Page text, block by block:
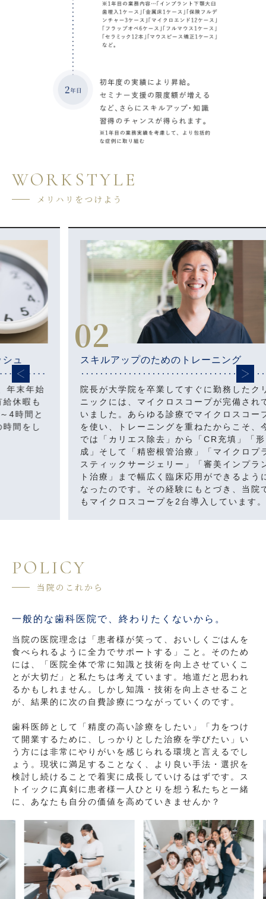
WORKSTYLE
メリハリをつけよう
02
スキルアップのためのトレーニング
院長が大学院を卒業してすぐに勤務したクリ
ニックには、マイクロスコープが完備されて
いました。あらゆる診療でマイクロスコープ
を使い、トレーニングを重ねたからこそ、今
では「カリエス除去」から「CR充填」「形
成」そして「精密根管治療」「マイクロプラ
スティックサージェリー」「審美インプラン
ト治療」まで幅広く臨床応用ができるように
なったのです。その経験にもとづき、当院で
もマイクロスコープを2台導入しています。
POLICY
当院のこれから
一般的な歯科医院で、終わりたくないから。
当院の医院理念は「患者様が笑って、おいしくごはんを
食べられるように全力でサポートする」こと。そのため
には、「医院全体で常に知識と技術を向上させていくこ
とが大切だ」と私たちは考えています。地道だと思われ
るかもしれません。しかし知識・技術を向上させること
が、結果的に次の自費診療につながっていくのです。
歯科医師として「精度の高い診療をしたい」「力をつけ
て開業するために、しっかりとした治療を学びたい」い
う方には非常にやりがいを感じられる環境と言えるでし
ょう。現状に満足することなく、より良い手法・選択を
検討し続けることで着実に成長していけるはずです。ス
トイックに真剣に患者様一人ひとりを想う私たちと一緒
に、あなたも自分の価値を高めていきませんか？